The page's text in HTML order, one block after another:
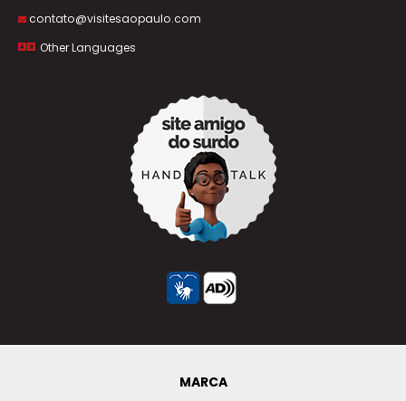
contato@visitesaopaulo.com
Other Languages
MARCA